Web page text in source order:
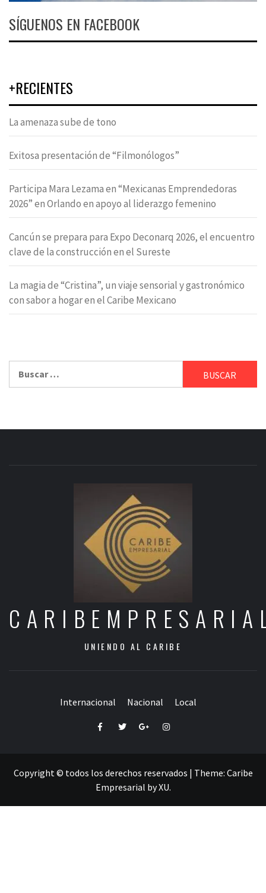
SÍGUENOS EN FACEBOOK
+RECIENTES
La amenaza sube de tono
Exitosa presentación de “Filmonólogos”
Participa Mara Lezama en “Mexicanas Emprendedoras
2026” en Orlando en apoyo al liderazgo femenino
Cancún se prepara para Expo Deconarq 2026, el encuentro
clave de la construcción en el Sureste
La magia de “Cristina”, un viaje sensorial y gastronómico
con sabor a hogar en el Caribe Mexicano
UNIENDO AL CARIBE
Internacional Nacional Local
FacebookTwitterGoogle+Instagram
Copyright © todos los derechos reservados | Theme: Caribe
Empresarial byXU.